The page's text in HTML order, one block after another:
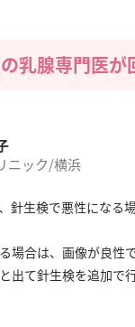
乳腺専門医が
ニック/横浜
針生検で悪性になる
場合は、画像が良性
出て針生検を追加で